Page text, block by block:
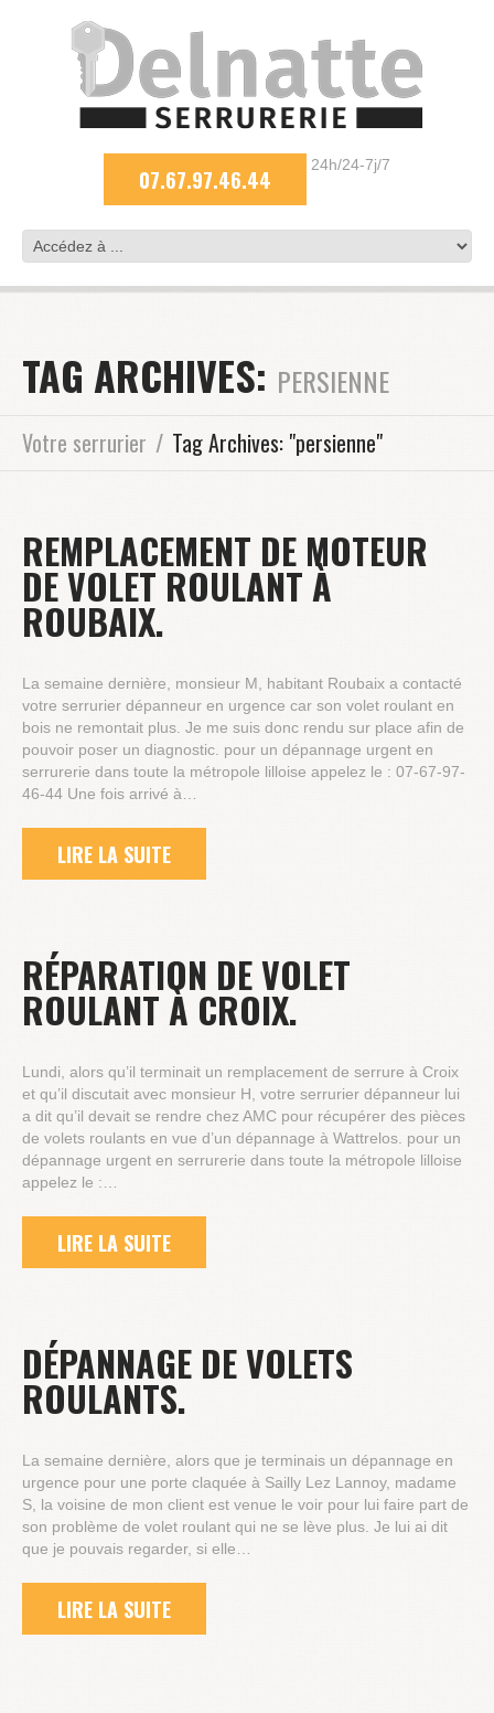
07.67.97.46.44
24h/24-7j/7
TAG ARCHIVES: PERSIENNE
Votre serrurier Tag Archives: "persienne"
REMPLACEMENT DE MOTEUR
DE VOLET ROULANT À
ROUBAIX.
La semaine dernière, monsieur M, habitant Roubaix a contacté
votre serrurier dépanneur en urgence car son volet roulant en
bois ne remontait plus. Je me suis donc rendu sur place afin de
pouvoir poser un diagnostic. pour un dépannage urgent en
serrurerie dans toute la métropole lilloise appelez le : 07-67-97-
46-44 Une fois arrivé à…
LIRE LA SUITE
RÉPARATION DE VOLET
ROULANT À CROIX.
Lundi, alors qu’il terminait un remplacement de serrure à Croix
et qu’il discutait avec monsieur H, votre serrurier dépanneur lui
a dit qu’il devait se rendre chez AMC pour récupérer des pièces
de volets roulants en vue d’un dépannage à Wattrelos. pour un
dépannage urgent en serrurerie dans toute la métropole lilloise
appelez le :…
LIRE LA SUITE
DÉPANNAGE DE VOLETS
ROULANTS.
La semaine dernière, alors que je terminais un dépannage en
urgence pour une porte claquée à Sailly Lez Lannoy, madame
S, la voisine de mon client est venue le voir pour lui faire part de
son problème de volet roulant qui ne se lève plus. Je lui ai dit
que je pouvais regarder, si elle…
LIRE LA SUITE